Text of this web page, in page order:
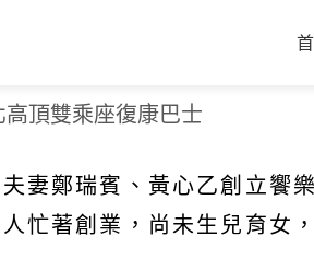
頂雙乘座復康巴士
妻鄭瑞賓、黃心乙創立
忙著創業，尚未生兒育女